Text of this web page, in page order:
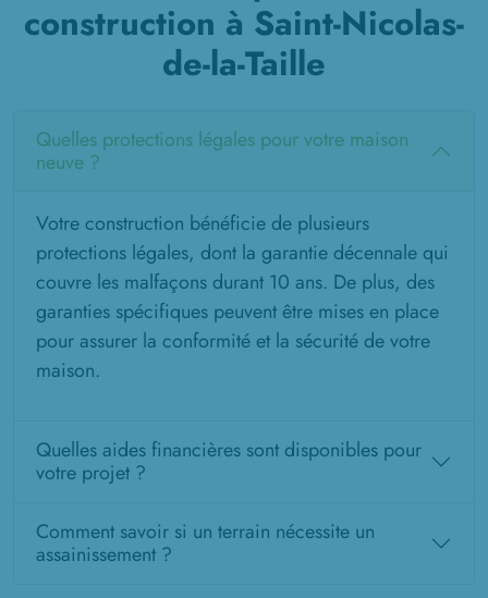
construction à Saint-Nicolas-
de-la-Taille
Quelles protections légales pour votre maison
neuve ?
Votre construction bénéficie de plusieurs
protections légales, dont la garantie décennale qui
couvre les malfaçons durant 10 ans. De plus, des
garanties spécifiques peuvent être mises en place
pour assurer la conformité et la sécurité de votre
maison.
Quelles aides financières sont disponibles pour
votre projet ?
Comment savoir si un terrain nécessite un
assainissement ?